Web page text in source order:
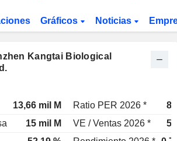
Gráficos Noticias
Kangtai Biological
13,66 mil M Ratio PER 2026 *
15 mil M VE / Ventas 2026 *